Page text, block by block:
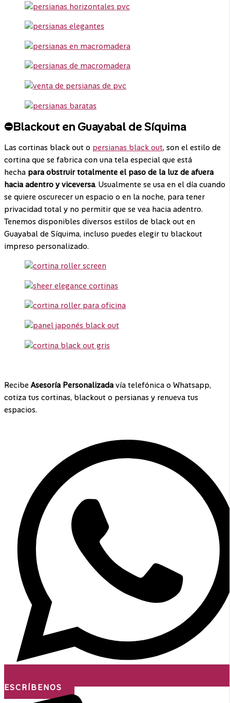
⛔Blackout en Guayabal de Síquima
Las cortinas black out o persianas black out, son el estilo de
cortina que se fabrica con una tela especial que está
hecha para obstruir totalmente el paso de la luz de afuera
hacia adentro y viceversa. Usualmente se usa en el día cuando
se quiere oscurecer un espacio o en la noche, para tener
privacidad total y no permitir que se vea hacia adentro.
Tenemos disponibles diversos estilos de black out en
Guayabal de Síquima, incluso puedes elegir tu blackout
impreso personalizado.
RecibeAsesoría Personalizada vía telefónica o Whatsapp,
cotiza tus cortinas, blackout o persianas y renueva tus
espacios.
ESCRÍBENOS